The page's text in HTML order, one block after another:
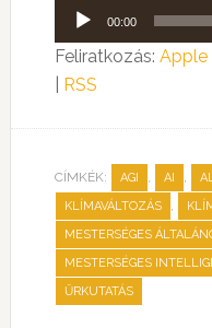
Audió
lejátszó
00:00
Feliratkozás: Apple
RSS
CÍMKÉK: AGI , AI ,
KLÍMAVÁLTOZÁS ,
MESTERSÉGES
MESTERSÉGES
ŰRKUTATÁS